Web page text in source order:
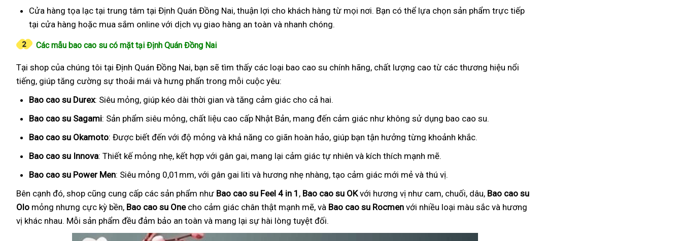
Cửa hàng tọa lạc tại trung tâm tại Định Quán Đồng Nai, thuận lợi cho khách hàng từ mọi nơi. Bạn có thể lựa chọn sản phẩm trực tiếp
tại cửa hàng hoặc mua sắm online với dịch vụ giao hàng an toàn và nhanh chóng.
Các mẫu bao cao su có mặt tại Định Quán Đồng Nai
Tại shop của chúng tôi tại Định Quán Đồng Nai, bạn sẽ tìm thấy các loại bao cao su chính hãng, chất lượng cao từ các thương hiệu nổi
tiếng, giúp tăng cường sự thoải mái và hưng phấn trong mỗi cuộc yêu:
Bao cao su Durex: Siêu mỏng, giúp kéo dài thời gian và tăng cảm giác cho cả hai.
Bao cao su Sagami: Sản phẩm siêu mỏng, chất liệu cao cấp Nhật Bản, mang đến cảm giác như không sử dụng bao cao su.
Bao cao su Okamoto: Được biết đến với độ mỏng và khả năng co giãn hoàn hảo, giúp bạn tận hưởng từng khoảnh khắc.
Bao cao su Innova: Thiết kế mỏng nhẹ, kết hợp với gân gai, mang lại cảm giác tự nhiên và kích thích mạnh mẽ.
Bao cao su Power Men: Siêu mỏng 0,01mm, với gân gai liti và hương nhẹ nhàng, tạo cảm giác mới mẻ và thú vị.
Bên cạnh đó, shop cũng cung cấp các sản phẩm như Bao cao su Feel 4 in 1 , Bao cao su OKvới hương vị như cam, chuối, dâu, Bao cao su
Olo mỏng nhưng cực kỳ bền, Bao cao su Onecho cảm giác chân thật mạnh mẽ, và Bao cao su Rocmen với nhiều loại màu sắc và hương
vị khác nhau. Mỗi sản phẩm đều đảm bảo an toàn và mang lại sự hài lòng tuyệt đối.